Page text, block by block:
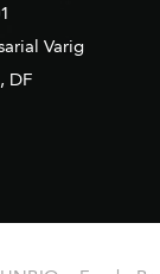
Varig
DF